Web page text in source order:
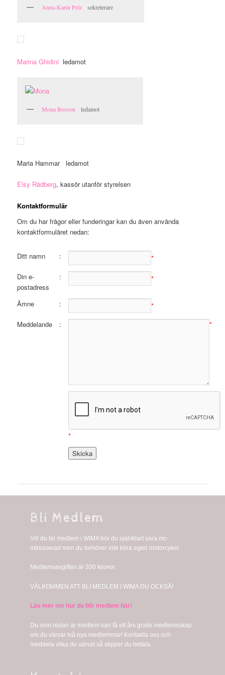
Anna-Karin Pelz sekreterare
Marina Ghidiniledamot
Mona Bosson ledamot
Maria Hammar ledamot
Elsy Rådberg, kassör utanför styrelsen
Kontaktformulär
Om du har frågor eller funderingar kan du även använda
kontaktformuläret nedan:
Ditt namn :
*
Din e-
postadress
: *
Ämne :
*
Meddelande
: *
*
Bli Medlem
Vill du bli medlem i WIMA bör du självklart vara mc-
intresserad men du behöver inte köra egen motorcykel.
Medlemsavgiften är 200 kronor.
VÄLKOMMEN ATT BLI MEDLEM I WIMA DU OCKSÅ!
Läs mer om hur du blir medlem här!
Du som redan är medlem kan få ett års gratis medlemsskap
om du värvar två nya medlemmar! Kontakta oss och
meddela vilka du värvat så slipper du betala.